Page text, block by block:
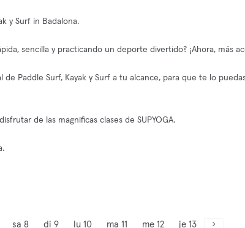
y Surf in Badalona.
sencilla y practicando un deporte divertido? ¡Ahora, más
de Paddle Surf, Kayak y Surf a tu alcance, para que te lo
de las magnificas clases de SUPYOGA.
sa 8 di 9 lu 10 ma 11 me 12 je 13